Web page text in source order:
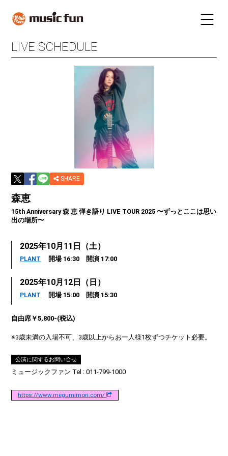
LIVE SCHEDULE
LIVE SCHEDULE
SHARE
森恵
15th Anniversary 森 恵 弾き語り LIVE TOUR 2025 〜ずっとここは思い
出の場所〜
2025年10月11日（土）
PLANT 開場 16:30 開演 17:00
2025年10月12日（日）
PLANT 開場 15:00 開演 15:30
自由席￥5,800-(税込)
※3歳未満の入場不可、3歳以上からお一人様1枚ずつチケット必要。
公演に関するお問い合せ
ミュージックファン Tel : 011-799-1000
https://www.megumimori.com/